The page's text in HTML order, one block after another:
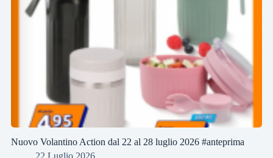
Nuovo Volantino Action dal 22 al 28 luglio 2026 #anteprima